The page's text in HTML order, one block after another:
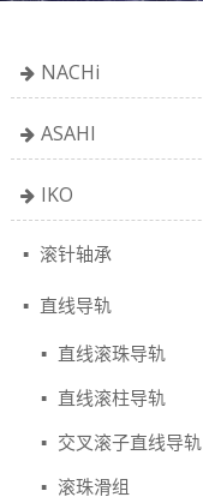
NACHi
ASAHI
IKO
滚针轴承
直线导轨
直线滚珠导轨
直线滚柱导轨
交叉滚子直线导轨
滚珠滑组